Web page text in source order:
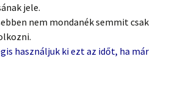
jele.
nem mondanék semmit csak
használjuk ki ezt az időt, ha már